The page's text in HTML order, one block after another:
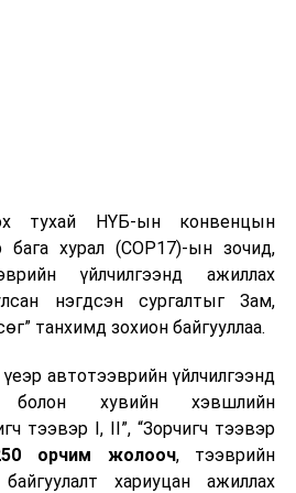
байлгах ёстой
засуулбал өнгө зүс
тухай НҮБ-ын конвенцын
хурал (COP17)-ын зочид,
үйлчилгээнд ажиллах
нэгдсэн сургалтыг Зам,
танхимд зохион байгууллаа.
автотээврийн үйлчилгээнд
болон хувийн хэвшлийн
тээвэр I, II”, “Зорчигч тээвэр
орчим жолооч, тээврийн
хариуцан ажиллах